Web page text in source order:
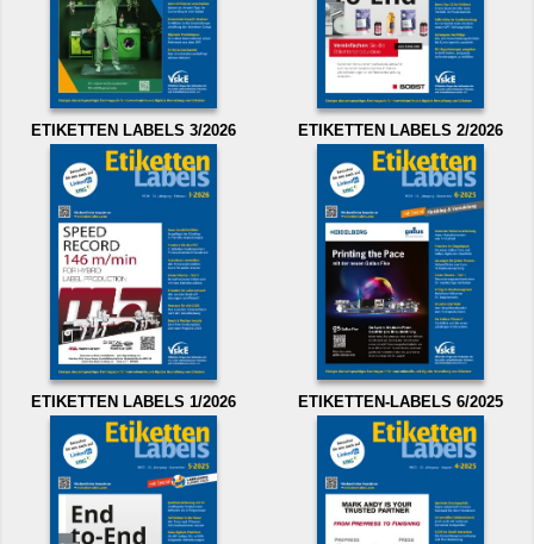
ETIKETTEN LABELS 3/2026 ETIKETTEN LABELS 2/2026
ETIKETTEN LABELS 1/2026 ETIKETTEN-LABELS 6/2025